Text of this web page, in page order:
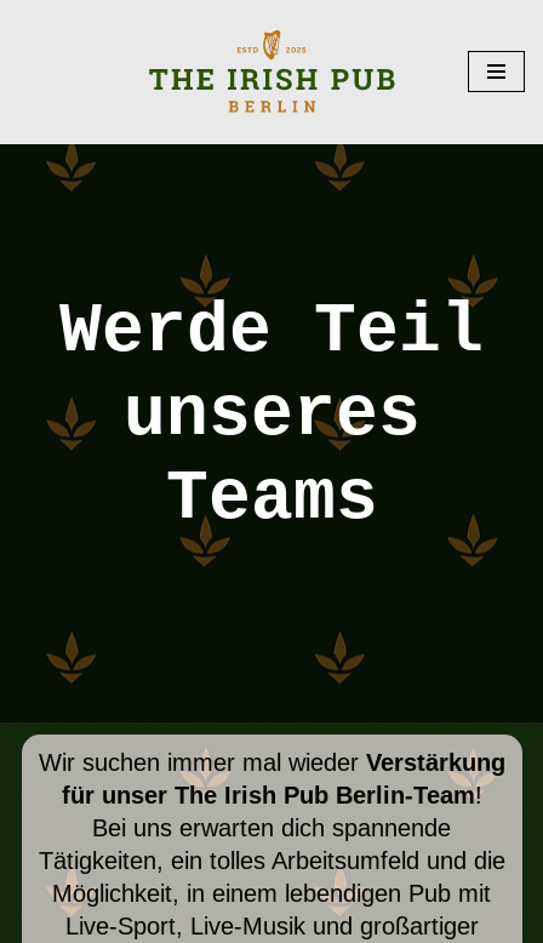
Werde Teil
unseres
Teams
Wir suchen immer mal wieder Verstärkung
für unser The Irish Pub Berlin-Team!
Bei uns erwarten dich spannende
Tätigkeiten, ein tolles Arbeitsumfeld und die
Möglichkeit, in einem lebendigen Pub mit
Live-Sport, Live-Musik und großartiger